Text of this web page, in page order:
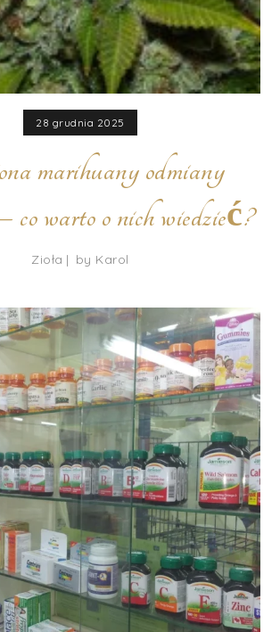
28 grudnia 2025
marihuany odmiany
co warto o nich wiedzieć?
Zioła by Karol